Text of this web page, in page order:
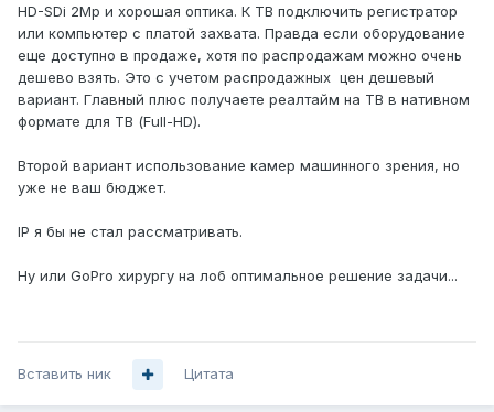
Еще есть второстепенная задача записывать это видео
"в архив".
Расстояние между камерой и телевизором, около 60
метров. Будет смотреть 10-15 студентов в соседней
аудитории.
Хотелось бы, включение "одной кнопкой", т.к.
Бюджет мероприятия до $1k, а то и меньше...
камеру с HDMI выходом (для ТВ) и SD-card слотом. HDMI
понадобиться не менее 5-8 МегаПикселей.... дорого.
HD-SDi 2Mp и хорошая оптика. К ТВ подключить регистратор
или компьютер с платой захвата. Правда если оборудование
еще доступно в продаже, хотя по распродажам можно очень
дешево взять. Это с учетом распродажных цен дешевый
вариант. Главный плюс получаете реалтайм на ТВ в нативном
формате для ТВ (Full-HD).
Второй вариант использование камер машинного зрения, но
уже не ваш бюджет.
IP я бы не стал рассматривать.
Ну или GoPro хирургу на лоб оптимальное решение задачи...
Вставить ник Цитата